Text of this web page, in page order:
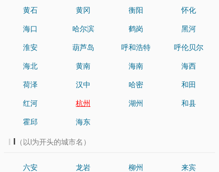
黄石 黄冈 衡阳 怀化
海口 哈尔滨 鹤岗 黑河
淮安 葫芦岛 呼和浩特 呼伦贝尔
海北 黄南 海南 海西
荷泽 汉中 哈密 和田
红河 杭州 湖州 和县
霍邱 海东
（以l为开头的城市名）
六安 龙岩 柳州 来宾